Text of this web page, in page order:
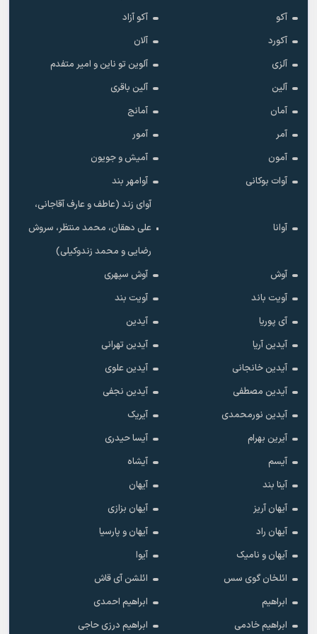
آکو
آکو آزاد
آکورد
آلان
آلزی
آلوین تو ناین و امیر متفدم
آلین
آلین باقری
آمان
آمانج
آمر
آمور
آمون
آمیش و جویون
آوات بوکانی
آوامهر بند
آوانا
آوای زند (عاطف و عارف آقاجانی،
علی دهقان، محمد منتظر، سروش
رضایی و محمد زندوکیلی)
آوش
آوش سپهری
آویت باند
آویت بند
آی پوریا
آیدین
آیدین آریا
آیدین تهرانی
آیدین خانجانی
آیدین علوی
آیدین مصطفی
آیدین نجفی
آیدین نورمحمدی
آیریک
آیرین بهرام
آیسا حیدری
آیسم
آیشاه
آینا بند
آیهان
آیهان آریز
آیهان بزازی
آیهان راد
آیهان و پارسیا
آیهان و نامیک
آیوا
ائلخان گوی سس
ائلشن آی قاش
ابراهیم
ابراهیم احمدی
ابراهیم خادمی
ابراهیم درزی حاجی